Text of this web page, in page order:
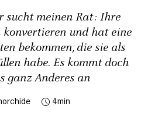
sucht meinen Rat: Ihre
und hat eine
bekommen, die sie als
habe. Es kommt doch
ganz Anderes an
4